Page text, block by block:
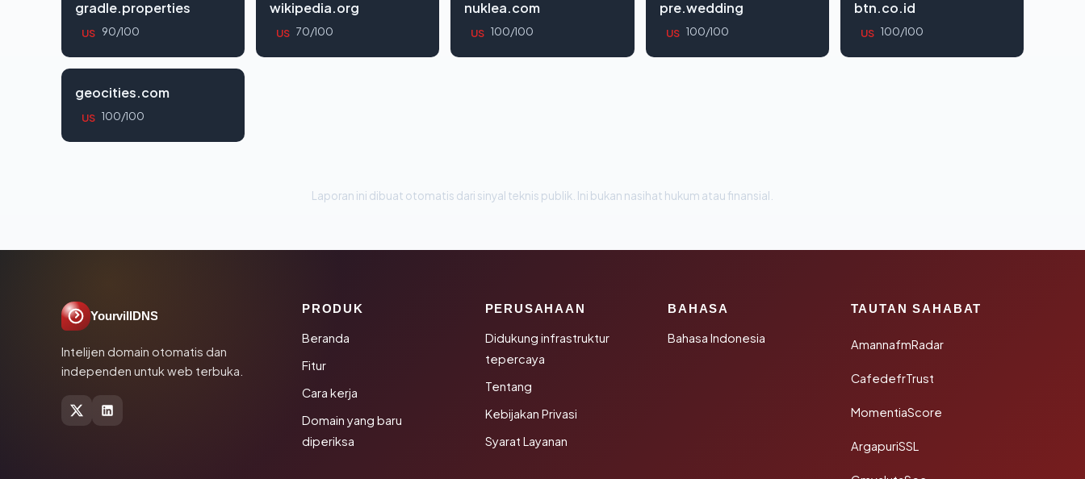
gradle.properties
US 90/100
wikipedia.org
US 70/100
nuklea.com
US 100/100
pre.wedding
US 100/100
btn.co.id
US 100/100
geocities.com
US 100/100
Laporan ini dibuat otomatis dari sinyal teknis publik. Ini bukan nasihat hukum atau finansial.
YourvillDNS
Intelijen domain otomatis dan
independen untuk web terbuka.
PRODUK
Beranda
Fitur
Cara kerja
Domain yang baru
diperiksa
PERUSAHAAN
Didukung infrastruktur
tepercaya
Tentang
Kebijakan Privasi
Syarat Layanan
BAHASA
Bahasa Indonesia
TAUTAN SAHABAT
AmannafmRadar
CafedefrTrust
MomentiaScore
ArgapuriSSL